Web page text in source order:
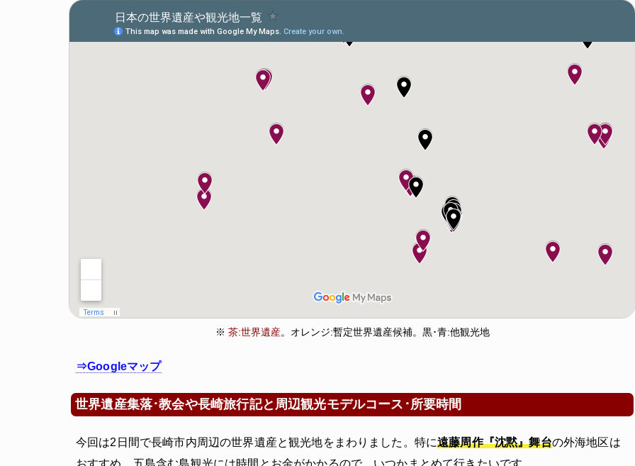
※ 茶:世界遺産。オレンジ:暫定世界遺産候補。黒･青:他観光地
⇒Googleマップ
世界遺産集落･教会や長崎旅行記と周辺観光モデルコース･所要時間
今回は2日間で長崎市内周辺の世界遺産と観光地をまわりました。特に遠藤周作『沈黙』舞台の外海地区は
おすすめ。五島含む島観光には時間とお金がかかるので、いつかまとめて行きたいです。